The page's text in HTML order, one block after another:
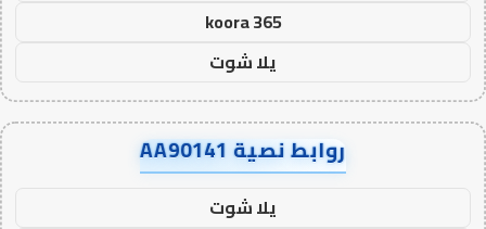
koora 365
يلا شوت
روابط نصية AA90141
يلا شوت